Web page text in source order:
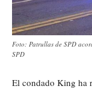
Foto: Patrullas de SPD
SPD
El condado King ha